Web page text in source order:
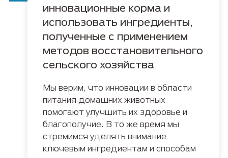
инновационные корма и
использовать ингредиенты,
полученные с применением
методов восстановительного
сельского хозяйства
Мы верим, что инновации в области
питания домашних животных
помогают улучшить их здоровье и
благополучие. В то же время мы
стремимся уделять внимание
ключевым ингредиентам и способам